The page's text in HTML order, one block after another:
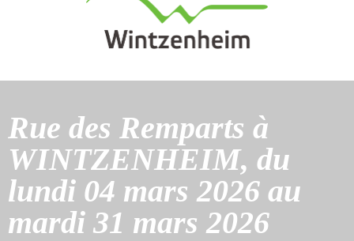
Rue des Remparts à
WINTZENHEIM, du
lundi 04 mars 2026 au
mardi 31 mars 2026